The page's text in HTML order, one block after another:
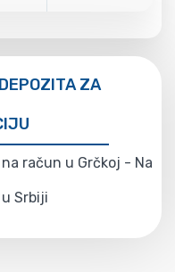
ZA
račun u Grčkoj - Na
Srbiji